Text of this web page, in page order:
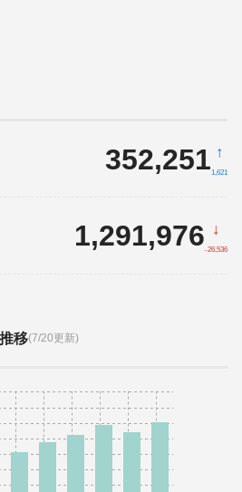
352,251 ↑
1,621
1,291,976 ↓
-26,536
移(7/20更新)